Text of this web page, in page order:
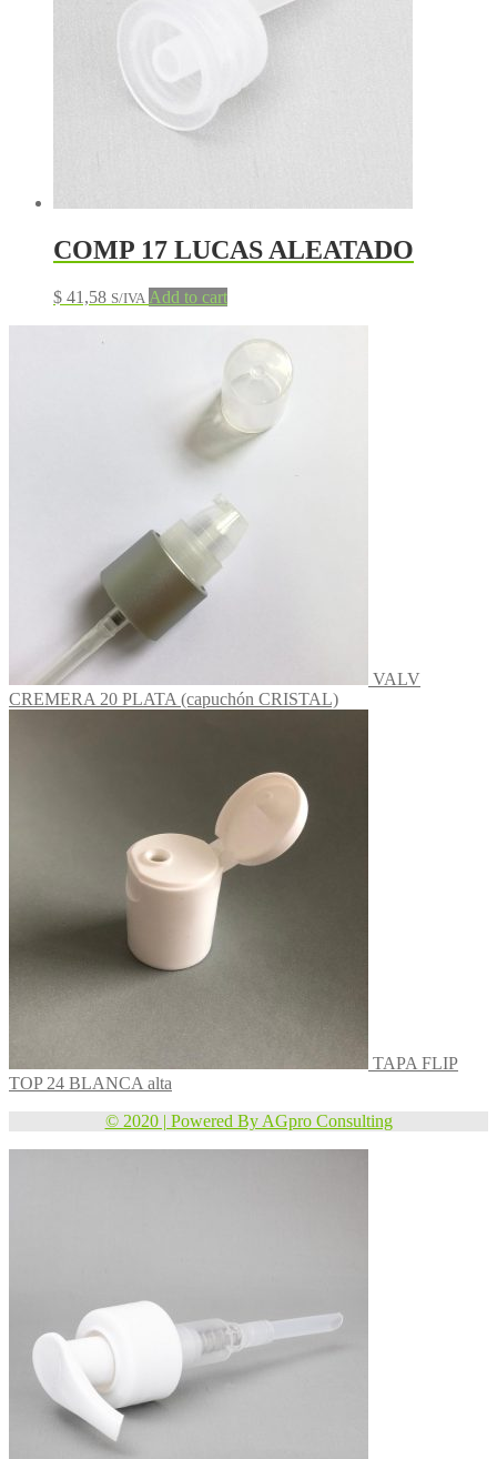
COMP 17 LUCAS ALEATADO
$ 41,58 S/IVA Add to cart
VALV
CREMERA 20 PLATA (capuchón CRISTAL)
TAPA FLIP
TOP 24 BLANCA alta
© 2020 | Powered By AGpro Consulting